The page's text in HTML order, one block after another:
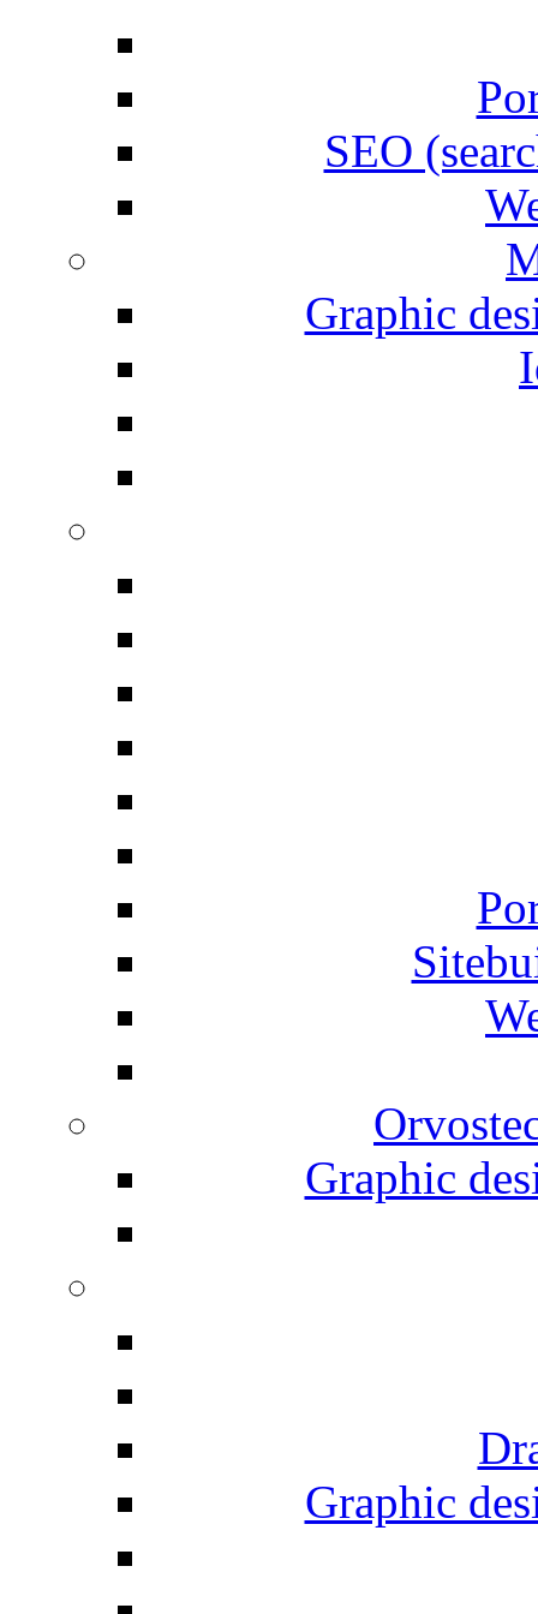
SEO
Graphic
Graphic
Graphic